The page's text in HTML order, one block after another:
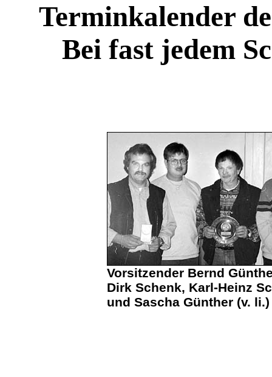
Terminkalender
Bei fast jedem
Vorsitzender Bernd
Dirk Schenk, Karl-Heinz
und Sascha Günther (v. li.)